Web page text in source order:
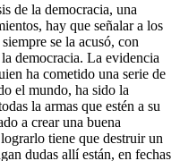
de la democracia, una
hay que señalar a los
se la acusó, con
democracia. La evidencia
ha cometido una serie de
el mundo, ha sido la
la armas que estén a su
a crear una buena
tiene que destruir un
dudas allí están, en fechas